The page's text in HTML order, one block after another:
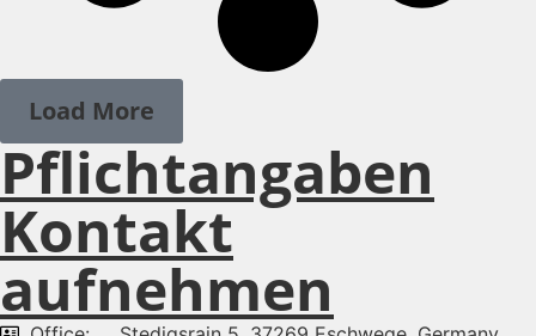
Load More
Pflichtangaben
Kontakt
aufnehmen